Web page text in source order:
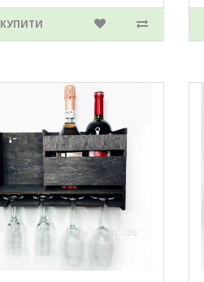
КУПИТИ